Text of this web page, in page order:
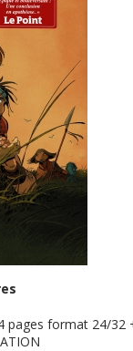
pages format 24/32